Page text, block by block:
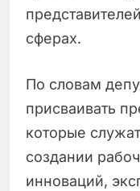
сферах.
По словам
присваивать
которые
создании
инноваций,